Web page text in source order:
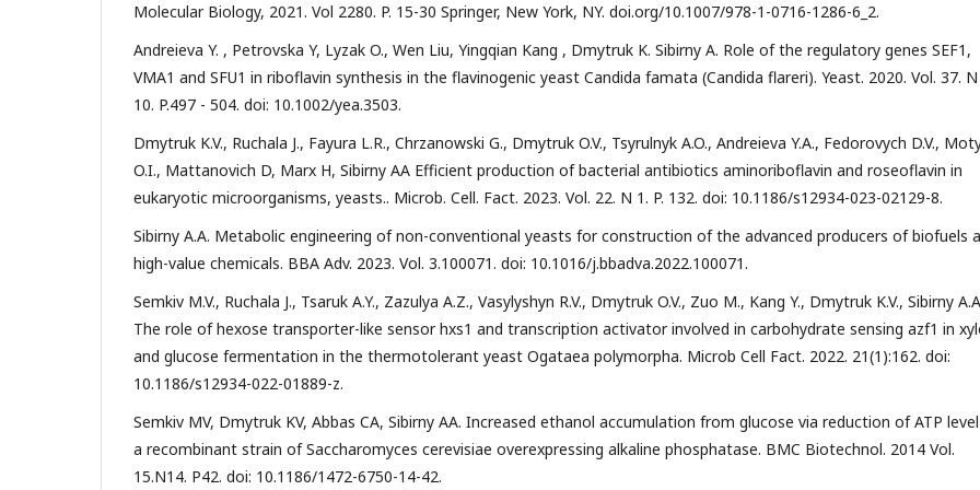
Molecular Biology, 2021. Vol 2280. P. 15-30 Springer, New York, NY. doi.org/10.1007/978-1-0716-1286-6_2.
Andreieva Y. , Petrovska Y, Lyzak O., Wen Liu, Yingqian Kang , Dmytruk K. Sibirny A. Role of the regulatory genes SEF1,
VMA1 and SFU1 in riboflavin synthesis in the flavinogenic yeast Candida famata (Candida flareri). Yeast. 2020. Vol. 37.
10. P.497 - 504. doi: 10.1002/yea.3503.
Dmytruk K.V., Ruchala J., Fayura L.R., Chrzanowski G., Dmytruk O.V., Tsyrulnyk A.O., Andreieva Y.A., Fedorovych D.V.,
O.I., Mattanovich D, Marx H, Sibirny AA Efficient production of bacterial antibiotics aminoriboflavin and roseoflavin in
eukaryotic microorganisms, yeasts.. Microb. Cell. Fact. 2023. Vol. 22. N 1. P. 132. doi: 10.1186/s12934-023-02129-8.
Sibirny A.A. Metabolic engineering of non-conventional yeasts for construction of the advanced producers of biofuels
high-value chemicals. BBA Adv. 2023. Vol. 3.100071. doi: 10.1016/j.bbadva.2022.100071.
Semkiv M.V., Ruchala J., Tsaruk A.Y., Zazulya A.Z., Vasylyshyn R.V., Dmytruk O.V., Zuo M., Kang Y., Dmytruk K.V., Sibirny
The role of hexose transporter-like sensor hxs1 and transcription activator involved in carbohydrate sensing azf1 in
and glucose fermentation in the thermotolerant yeast Ogataea polymorpha. Microb Cell Fact. 2022. 21(1):162. doi:
10.1186/s12934-022-01889-z.
Semkiv MV, Dmytruk KV, Abbas CA, Sibirny AA. Increased ethanol accumulation from glucose via reduction of ATP
a recombinant strain of Saccharomyces cerevisiae overexpressing alkaline phosphatase. BMC Biotechnol. 2014 Vol.
15.N14. P42. doi: 10.1186/1472-6750-14-42.